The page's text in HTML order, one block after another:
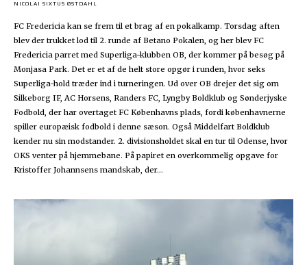
NICOLAI SIXTUS ØSTDAHL
FC Fredericia kan se frem til et brag af en pokalkamp. Torsdag aften
blev der trukket lod til 2. runde af Betano Pokalen, og her blev FC
Fredericia parret med Superliga-klubben OB, der kommer på besøg på
Monjasa Park. Det er et af de helt store opgør i runden, hvor seks
Superliga-hold træder ind i turneringen. Ud over OB drejer det sig om
Silkeborg IF, AC Horsens, Randers FC, Lyngby Boldklub og Sønderjyske
Fodbold, der har overtaget FC Københavns plads, fordi københavnerne
spiller europæisk fodbold i denne sæson. Også Middelfart Boldklub
kender nu sin modstander. 2. divisionsholdet skal en tur til Odense, hvor
OKS venter på hjemmebane. På papiret en overkommelig opgave for
Kristoffer Johannsens mandskab, der...